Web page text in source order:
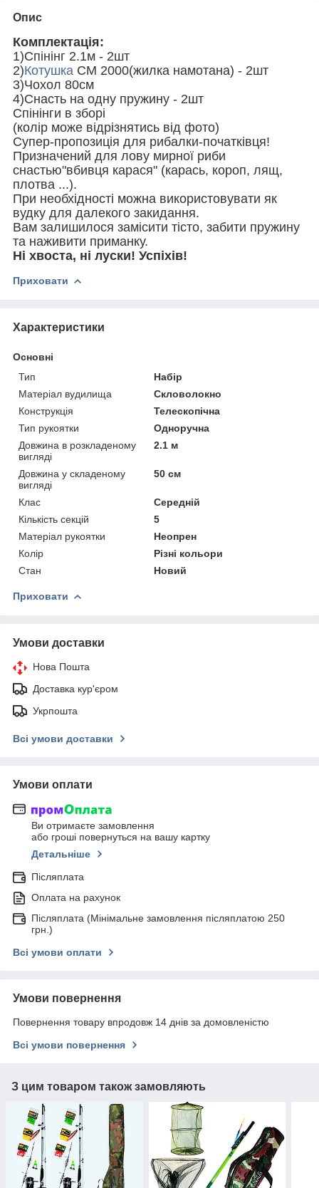
Опис
Комплектація:
1)Спінінг 2.1м - 2шт
2)Котушка СМ 2000(жилка намотана) - 2шт
3)Чохол 80см
4)Снасть на одну пружину - 2шт
Спінінги в зборі
(колір може відрізнятись від фото)
Супер-пропозиція для рибалки-початківця!
Призначений для лову мирної риби
снастью"вбивця карася" (карась, короп, лящ,
плотва ...).
При необхідності можна використовувати як
вудку для далекого закидання.
Вам залишилося замісити тісто, забити пружину
та наживити приманку.
Ні хвоста, ні луски! Успіхів!
Приховати
Характеристики
Основні
Тип
Набір
Матеріал вудилища
Скловолокно
Конструкція
Телескопічна
Тип рукоятки
Одноручна
Довжина в розкладеному
вигляді
2.1 м
Довжина у складеному
вигляді
50 см
Клас
Середній
Кількість секцій
5
Матеріал рукоятки
Неопрен
Колір
Різні кольори
Стан
Новий
Приховати
Умови доставки
Нова Пошта
Доставка кур'єром
Укрпошта
Всі умови доставки
Умови оплати
Ви отримаєте замовлення
або гроші повернуться на вашу картку
Детальніше
Післяплата
Оплата на рахунок
Післяплата (Мінімальне замовлення післяплатою 250
грн.)
Всі умови оплати
Умови повернення
Повернення товару впродовж 14 днів за домовленістю
Всі умови повернення
З цим товаром також замовляють